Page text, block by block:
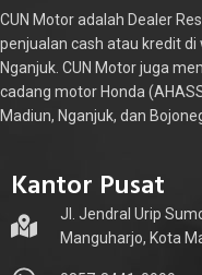
CUN Motor adalah Dealer
penjualan cash atau kredit di
Nganjuk. CUN Motor juga
cadang motor Honda
Madiun, Nganjuk, dan
Kantor Pusat
Jl. Jendral Urip
Manguharjo, Kota